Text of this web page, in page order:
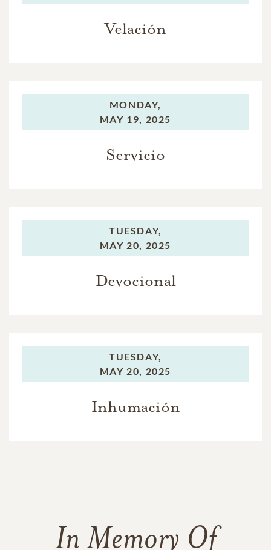
Velación
MONDAY,
MAY 19, 2025
Servicio
TUESDAY,
MAY 20, 2025
Devocional
TUESDAY,
MAY 20, 2025
Inhumación
In Memory Of